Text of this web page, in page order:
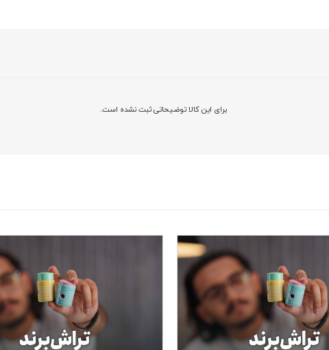
برای این کالا توضیحاتی ثبت نشده است.